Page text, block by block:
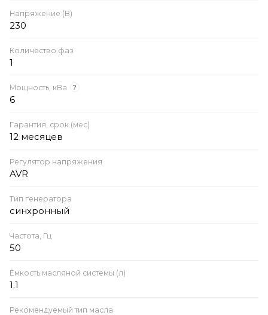
Напряжение (В)
230
Количество фаз
1
Мощность, кВа ?
6
Гарантия, срок (мес)
12 месяцев
Регулятор напряжения
AVR
Тип генератора
синхронный
Частота, Гц
50
Ёмкость масляной системы (л)
1.1
Рекомендуемый тип масла